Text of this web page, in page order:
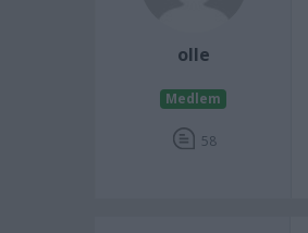
olle
Medlem
58